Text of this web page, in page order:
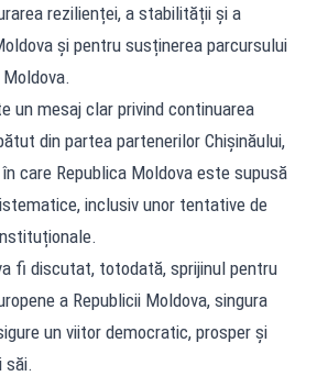
rezilienței, a stabilității și a
și pentru susținerea parcursului
un mesaj clar privind continuarea
din partea partenerilor Chișinăului,
care Republica Moldova este supusă
inclusiv unor tentative de
fi discutat, totodată, sprijinul pentru
a Republicii Moldova, singura
un viitor democratic, prosper și
săi.